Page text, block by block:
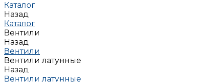
Каталог
Назад
Каталог
Вентили
Назад
Вентили
Вентили латунные
Назад
Вентили латунные